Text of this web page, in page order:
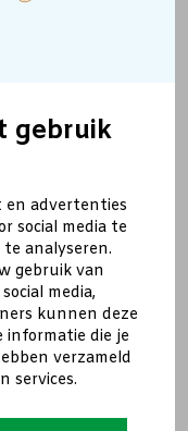
gebruik
en advertenties
social media te
analyseren.
gebruik van
media,
kunnen deze
informatie die je
verzameld
services.